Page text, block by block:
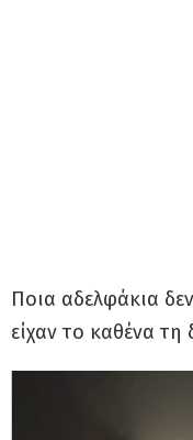
Ποια αδελφάκια
είχαν το καθένα